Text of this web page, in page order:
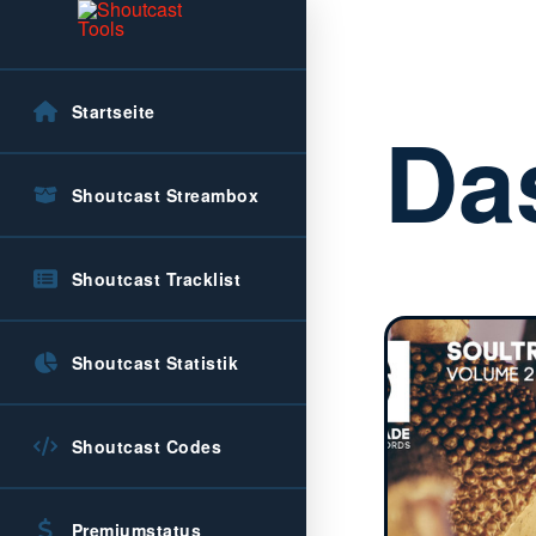
Startseite
Shoutcast Streambox
Shoutcast Tracklist
Shoutcast Statistik
Shoutcast Codes
Premiumstatus